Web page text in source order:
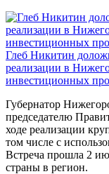
Глеб Никитин
реализации в
инвестиционных
Губернатор
председателю
ходе реализации
том числе с
Встреча прошла 2
страны в регион.